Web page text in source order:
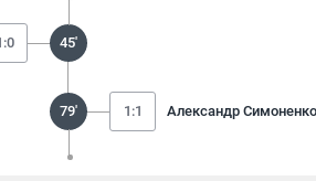
45'
79' 1:1 Александр Симоненко